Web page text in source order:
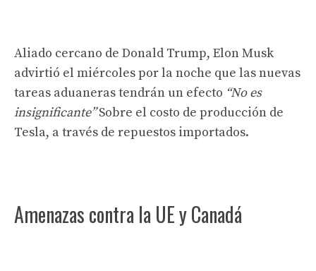
Aliado cercano de Donald Trump, Elon Musk
advirtió el miércoles por la noche que las nuevas
tareas aduaneras tendrán un efecto “No es
insignificante”Sobre el costo de producción de
Tesla, a través de repuestos importados.
Amenazas contra la UE y Canadá